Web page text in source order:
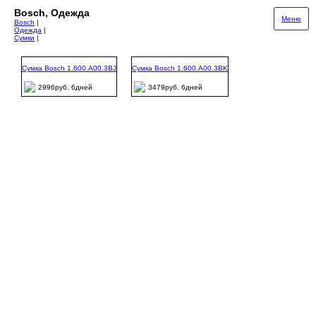
Bosch, Одежда
Меню
Bosch |
Одежда |
Сумки |
Сумка Bosch 1.600.A00.3BJ
2996руб. 6дней
Сумка Bosch 1.600.A00.3BK
3479руб. 6дней